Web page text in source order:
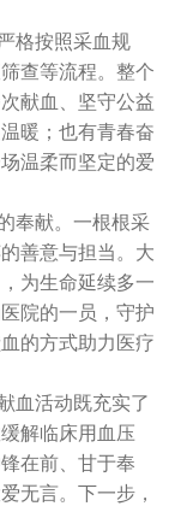
格按照采血规
查等流程。整个
献血、坚守公益
暖；也有青春奋
温柔而坚定的爱
奉献。一根根采
善意与担当。大
为生命延续多一
院的一员，守护
的方式助力医疗
血活动既充实了
解临床用血压
在前、甘于奉
无言。下一步，